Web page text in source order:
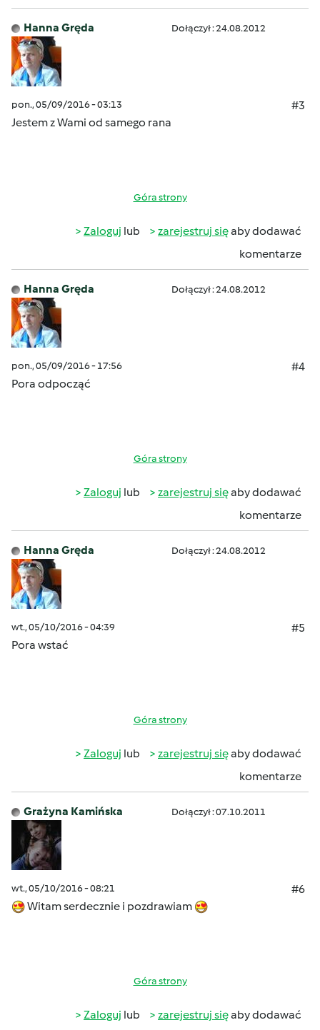
Hanna Gręda Dołączył : 24.08.2012
pon., 05/09/2016 - 03:13
#3
Jestem z Wami od samego rana
Góra strony
Zaloguj lub zarejestruj sięaby dodawać
komentarze
Hanna Gręda Dołączył : 24.08.2012
pon., 05/09/2016 - 17:56
#4
Pora odpocząć
Góra strony
Zaloguj lub zarejestruj sięaby dodawać
komentarze
Hanna Gręda Dołączył : 24.08.2012
wt., 05/10/2016 - 04:39
#5
Pora wstać
Góra strony
Zaloguj lub zarejestruj sięaby dodawać
komentarze
Grażyna Kamińska Dołączył : 07.10.2011
wt., 05/10/2016 - 08:21
#6
Witam serdecznie i pozdrawiam
Góra strony
Zaloguj lub zarejestruj sięaby dodawać